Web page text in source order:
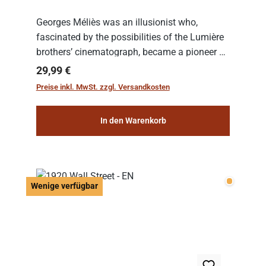
Georges Méliès was an illusionist who,
fascinated by the possibilities of the Lumière
brothers’ cinematograph, became a pioneer of
cinema. In 1902, he filmed his most famous
work: “Le Voyage dans la Lune” (“A Trip to...
Regulärer Preis:
29,99 €
Preise inkl. MwSt. zzgl. Versandkosten
In den Warenkorb
Wenige verfügbar Wenige